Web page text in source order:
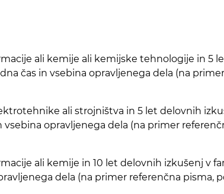
ali kemije ali kemijske tehnologije in 5
čas in vsebina opravljenega dela (na
ali strojništva in 5 let delovnih
opravljenega dela (na primer
ali kemije in 10 let delovnih izkušenj v
dela (na primer referenčna pisma,